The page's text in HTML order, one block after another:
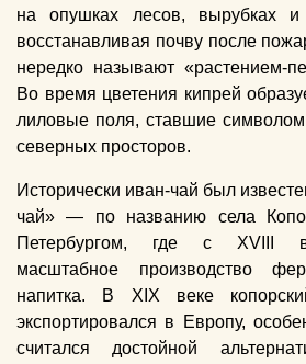
на опушках лесов, вырубках и
восстанавливая почву после
нередко называют «растением-
Во время цветения кипрей
лиловые поля, ставшие символом
северных просторов.
Исторически иван-чай был
чай» — по названию села
Петербургом, где с XVIII
масштабное производство
напитка. В XIX веке
экспортировался в Европу,
считался достойной